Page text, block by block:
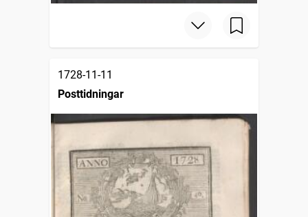
1728-11-11
Posttidningar